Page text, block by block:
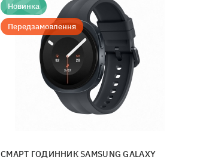
Новинка
Передзамовлення
СМАРТ ГОДИННИК SAMSUNG GALAXY